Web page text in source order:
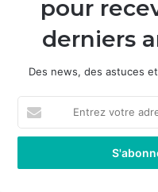
pour
derniers
Des news, des astuces
votre
adresse